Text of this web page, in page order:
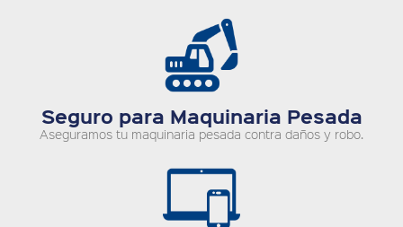
Seguro para Maquinaria Pesada
Aseguramos tu maquinaria pesada contra daños y robo.